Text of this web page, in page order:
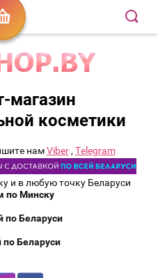
магазин
косметики
намViber, Telegram
и в любую точку Беларуси
по Минску
по Беларуси
по Беларуси